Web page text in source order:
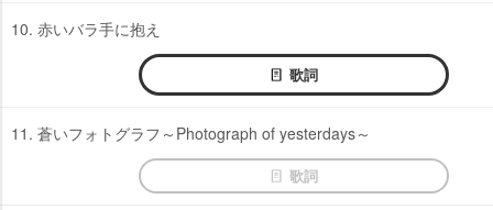
10. 赤いバラ手に抱え
歌詞
11. 蒼いフォトグラフ～Photograph of yesterdays～
歌詞